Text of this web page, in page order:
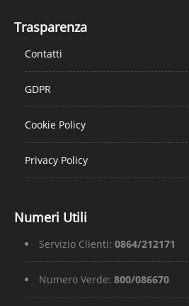
Trasparenza
Contatti
GDPR
Cookie Policy
Privacy Policy
Numeri Utili
Servizio Clienti: 0864/212171
Numero Verde: 800/086670